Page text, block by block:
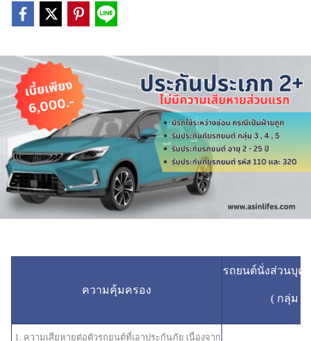
ความคุ้มครอง
รถยนต์นั่งส่วนบุค
( กลุ่ม 3
1. ความเสียหายต่อตัวรถยนต์ที่เอาประกันภัย เนื่องจาก